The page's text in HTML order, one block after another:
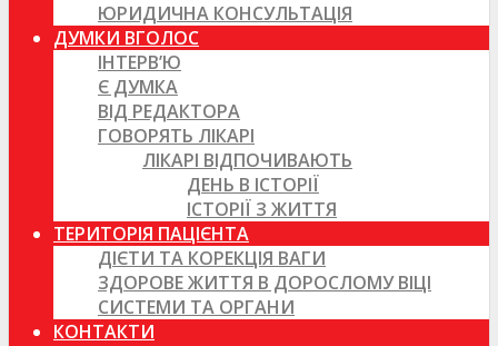
ЮРИДИЧНА КОНСУЛЬТАЦІЯ
ДУМКИ ВГОЛОС
ІНТЕРВ’Ю
Є ДУМКА
ВІД РЕДАКТОРА
ГОВОРЯТЬ ЛІКАРІ
ЛІКАРІ ВІДПОЧИВАЮТЬ
ДЕНЬ В ІСТОРІЇ
ІСТОРІЇ З ЖИТТЯ
ТЕРИТОРІЯ ПАЦІЄНТА
ДІЄТИ ТА КОРЕКЦІЯ ВАГИ
ЗДОРОВЕ ЖИТТЯ В ДОРОСЛОМУ ВІЦІ
СИСТЕМИ ТА ОРГАНИ
КОНТАКТИ